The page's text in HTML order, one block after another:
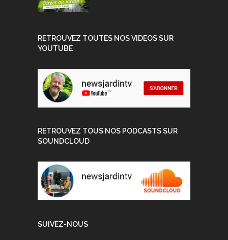
RETROUVEZ TOUTES NOS VIDEOS SUR
YOUTUBE
RETROUVEZ TOUS NOS PODCASTS SUR
SOUNDCLOUD
SUIVEZ-NOUS